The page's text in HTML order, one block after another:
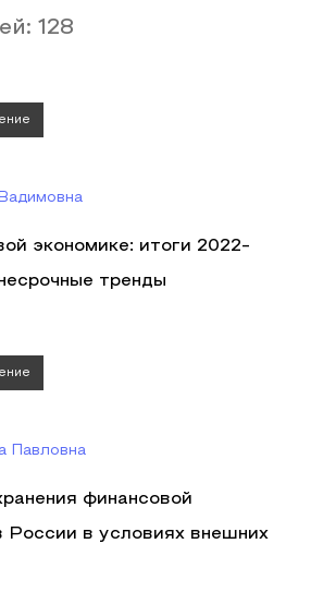
128
экономике: итоги 2022-
тренды
Павловна
финансовой
России в условиях внешних